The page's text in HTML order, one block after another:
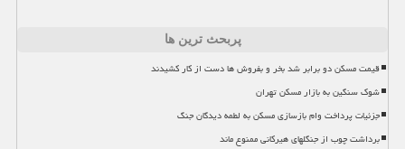
پربحث ترین ها
قیمت مسکن دو برابر شد بخر و بفروش ها دست از کار کشیدند
شوک سنگین به بازار مسکن تهران
جزئیات پرداخت وام بازسازی مسکن به لطمه دیدگان جنگ
برداشت چوب از جنگلهای هیرکانی ممنوع ماند